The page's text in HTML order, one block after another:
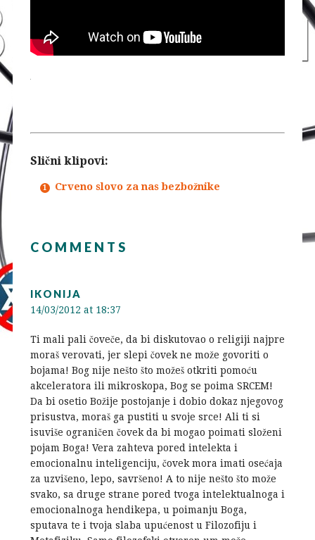
Slični klipovi:
Crveno slovo za nas bezbožnike
COMMENTS
IKONIJA
14/03/2012 at 18:37
Ti mali pali čoveče, da bi diskutovao o religiji najpre
moraš verovati, jer slepi čovek ne može govoriti o
bojama! Bog nije nešto što možeš otkriti pomoću
akceleratora ili mikroskopa, Bog se poima SRCEM!
Da bi osetio Božije postojanje i dobio dokaz njegovog
prisustva, moraš ga pustiti u svoje srce! Ali ti si
isuviše ograničen čovek da bi mogao poimati složeni
pojam Boga! Vera zahteva pored intelekta i
emocionalnu inteligenciju, čovek mora imati osećaja
za uzvišeno, lepo, savršeno! A to nije nešto što može
svako, sa druge strane pored tvoga intelektualnoga i
emocionalnoga hendikepa, u poimanju Boga,
sputava te i tvoja slaba upućenost u Filozofiju i